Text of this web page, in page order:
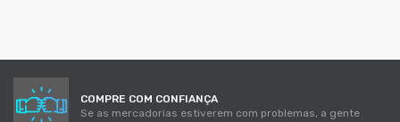
COMPRE COM CONFIANÇA
Se as mercadorias estiverem com problemas, a gente